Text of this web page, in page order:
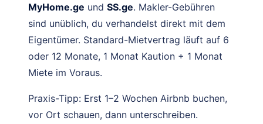
MyHome.ge und SS.ge. Makler-Gebühren
sind unüblich, du verhandelst direkt mit dem
Eigentümer. Standard-Mietvertrag läuft auf 6
oder 12 Monate, 1 Monat Kaution + 1 Monat
Miete im Voraus.
Praxis-Tipp: Erst 1–2 Wochen Airbnb buchen,
vor Ort schauen, dann unterschreiben.